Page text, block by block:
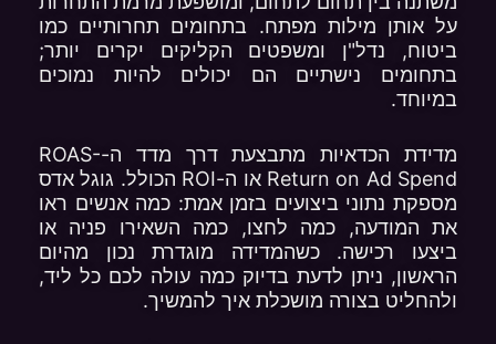
על אותן מילות מפתח. בתחומים תחרותיים כמו
ביטוח, נדל"ן ומשפטים הקליקים יקרים יותר;
בתחומים נישתיים הם יכולים להיות נמוכים
במיוחד.
מדידת הכדאיות מתבצעת דרך מדד ה-ROAS-
Return on Ad Spend או ה-ROI הכולל. גוגל אדס
מספקת נתוני ביצועים בזמן אמת: כמה אנשים ראו
את המודעה, כמה לחצו, כמה השאירו פניה או
ביצעו רכישה. כשהמדידה מוגדרת נכון מהיום
הראשון, ניתן לדעת בדיוק כמה עולה לכם כל ליד,
ולהחליט בצורה מושכלת איך להמשיך.